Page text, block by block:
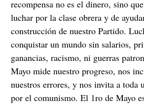
recompensa no es el dinero, sino
luchar por la clase obrera y de
construcción de nuestro Partido.
conquistar un mundo sin salarios,
ganancias, racismo, ni guerras
Mayo mide nuestro progreso, nos
nuestros errores, y nos invita a toda
por el comunismo. El 1ro de Mayo